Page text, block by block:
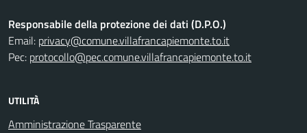
Responsabile della protezione dei dati (D.P.O.)
Email: privacy@comune.villafrancapiemonte.to.it
Pec: protocollo@pec.comune.villafrancapiemonte.to.it
UTILITÀ
Amministrazione Trasparente